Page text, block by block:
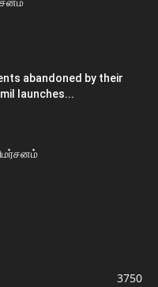
abandoned by their
launches...
3750